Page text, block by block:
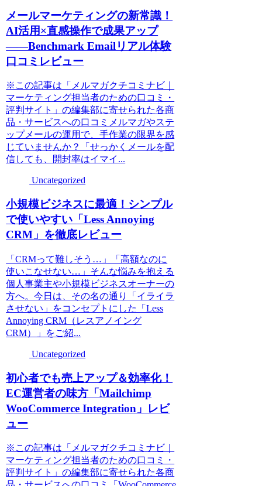
メールマーケティングの新常識！
AI活用×直感操作で成果アップ
——Benchmark Emailリアル体験
口コミレビュー
※この記事は「メルマガクチコミナビ｜
マーケティング担当者のための口コミ・
評判サイト」の編集部に寄せられた各商
品・サービスへの口コミメルマガやステ
ップメールの運用で、手作業の限界を感
じていませんか？「せっかくメールを配
信しても、開封率はイマイ...
Uncategorized
小規模ビジネスに最適！シンプル
で使いやすい「Less Annoying
CRM」を徹底レビュー
「CRMって難しそう…」「高額なのに
使いこなせない…」そんな悩みを抱える
個人事業主や小規模ビジネスオーナーの
方へ。今日は、その名の通り「イライラ
させない」をコンセプトにした「Less
Annoying CRM（レスアノイング
CRM）」をご紹...
Uncategorized
初心者でも売上アップ＆効率化！
EC運営者の味方「Mailchimp
WooCommerce Integration」レビ
ュー
※この記事は「メルマガクチコミナビ｜
マーケティング担当者のための口コミ・
評判サイト」の編集部に寄せられた各商